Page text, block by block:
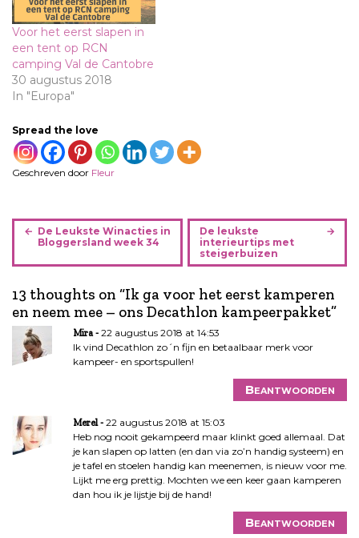
Voor het eerst slapen in
een tent op RCN
camping Val de Cantobre
30 augustus 2018
In "Europa"
Spread the love
Geschreven door Fleur
B
r
c
h
t
a
g
a
t
De Leukste Winacties in
Bloggersland week 34
De leukste
interieurtips met
steigerbuizen
13 thoughts on “Ik ga voor het eerst kamperen
en neem mee – ons Decathlon kampeerpakket”
Mira
22 augustus 2018 at 14:53
Ik vind Decathlon zo´n fijn en betaalbaar merk voor
kampeer- en sportspullen!
Beantwoorden
Merel
22 augustus 2018 at 15:03
Heb nog nooit gekampeerd maar klinkt goed allemaal. Dat
je kan slapen op latten (en dan via zo’n handig systeem) en
je tafel en stoelen handig kan meenemen, is nieuw voor me.
Lijkt me erg prettig. Mochten we een keer gaan kamperen
dan hou ik je lijstje bij de hand!
Beantwoorden